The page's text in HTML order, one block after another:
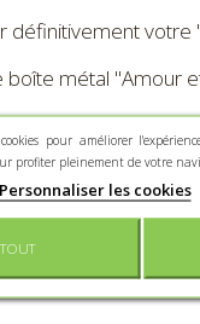
définitivement votre
boîte métal "Amour
grillée , chocolat
vanille
vanille
vanille naturel),
pour améliorer
profiter pleinement de votre
Personnaliser les cookies
TOUT